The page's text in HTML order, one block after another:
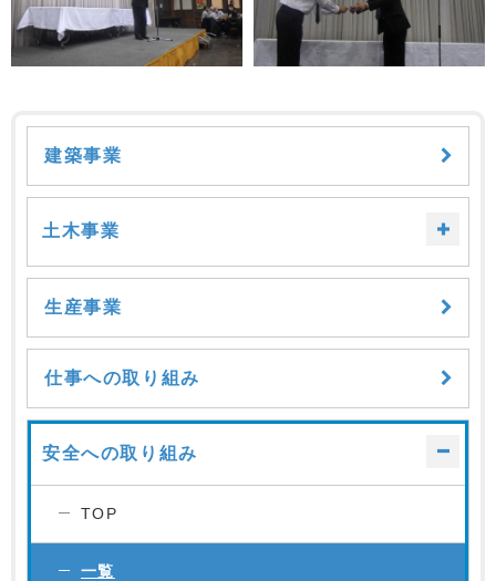
建築事業
土木事業
生産事業
仕事への取り組み
安全への取り組み
TOP
一覧